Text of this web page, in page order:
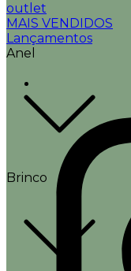
outlet
MAIS VENDIDOS
Lançamentos
Anel
Brinco